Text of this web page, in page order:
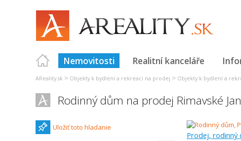
Nemovitosti Realitní kanceláře
AReality.sk > Objekty k bydlení a rekreaci na prodej > Objekty k bydlení a
Rodinný dům na prodej Rimavské
Uložiť toto hladanie
Prodej, rodinný